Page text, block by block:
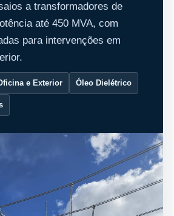
a transformadores de
até 450 MVA, com
para intervenções em
e Exterior Óleo Dielétrico